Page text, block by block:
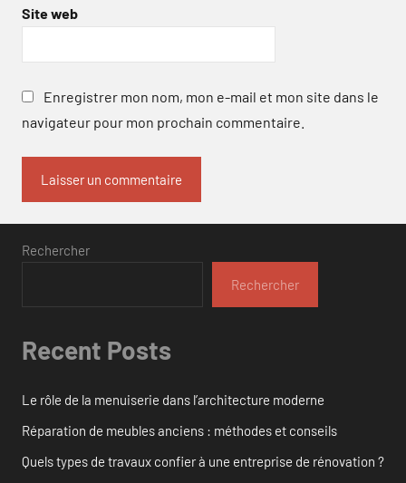
Site web
Enregistrer mon nom, mon e-mail et mon site dans le
navigateur pour mon prochain commentaire.
Rechercher
Rechercher
Recent Posts
Le rôle de la menuiserie dans l’architecture moderne
Réparation de meubles anciens : méthodes et conseils
Quels types de travaux confier à une entreprise de rénovation ?